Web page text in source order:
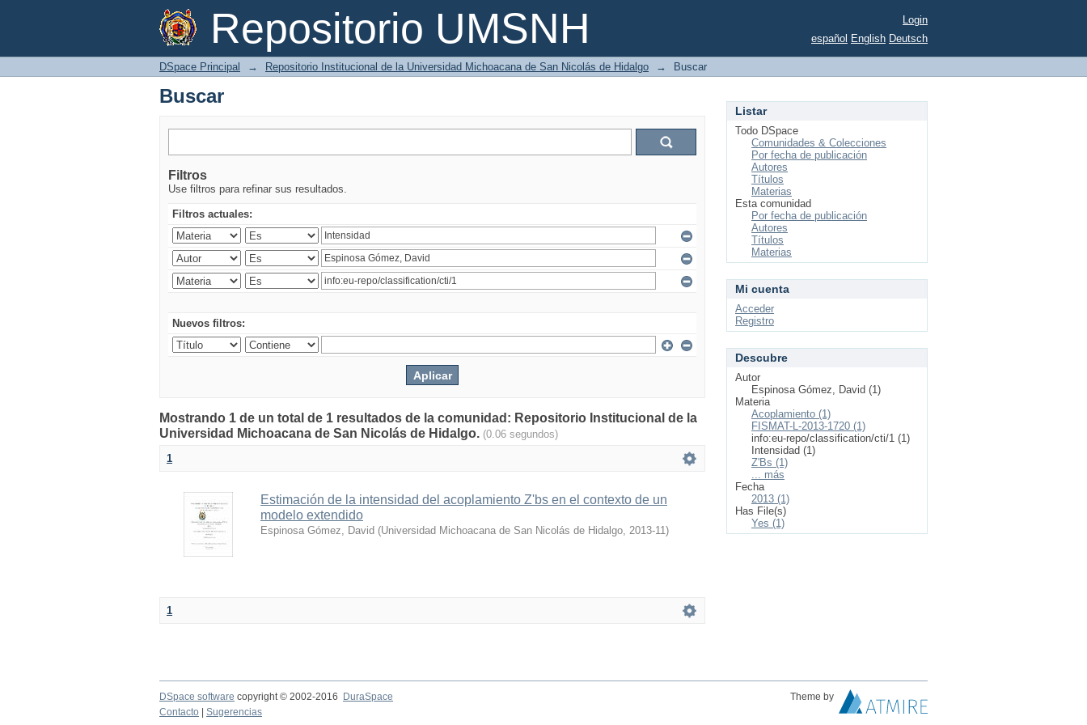
Repositorio UMSNH
Buscar
Login
español English Deutsch
DSpace Principal → Repositorio Institucional de la Universidad Michoacana de San Nicolás de Hidalgo → Buscar
Buscar
Filtros
Use filtros para refinar sus resultados.
Filtros actuales:
Nuevos filtros:
Mostrando 1 de un total de 1 resultados de la comunidad: Repositorio Institucional de la
Universidad Michoacana de San Nicolás de Hidalgo. (0.06 segundos)
1
Estimación de la intensidad del acoplamiento Z'bs en el contexto de un
modelo extendido
Espinosa Gómez, David (Universidad Michoacana de San Nicolás de Hidalgo, 2013-11)
1
Listar
Todo DSpace
Comunidades & Colecciones
Por fecha de publicación
Autores
Títulos
Materias
Esta comunidad
Por fecha de publicación
Autores
Títulos
Materias
Mi cuenta
Acceder
Registro
Descubre
Autor
Espinosa Gómez, David (1)
Materia
Acoplamiento (1)
FISMAT-L-2013-1720 (1)
info:eu-repo/classification/cti/1 (1)
Intensidad (1)
Z'Bs (1)
... más
Fecha
2013 (1)
Has File(s)
Yes (1)
DSpace software copyright © 2002-2016 DuraSpace
Theme by
Contacto
Sugerencias